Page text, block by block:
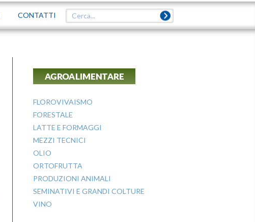
CONTATTI
AGROALIMENTARE
FLOROVIVAISMO
FORESTALE
LATTE E FORMAGGI
MEZZI TECNICI
OLIO
ORTOFRUTTA
PRODUZIONI ANIMALI
SEMINATIVI E GRANDI COLTURE
VINO